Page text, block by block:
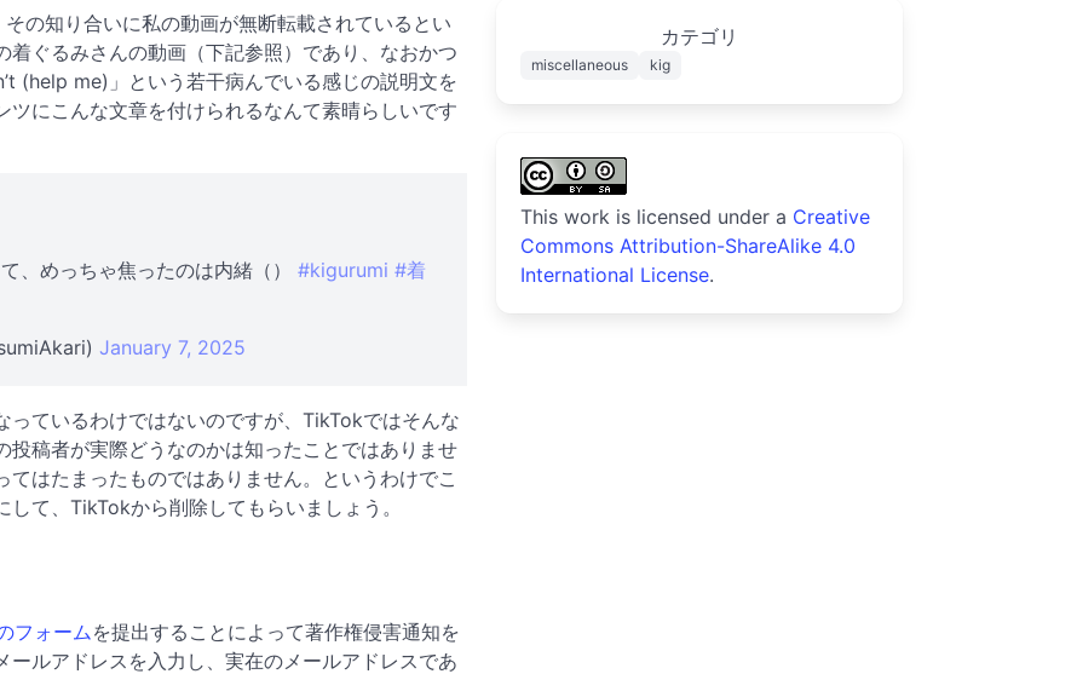
の知り合いに私の動画が無断転載されているとい
着ぐるみさんの動画（下記参照）であり、なおかつ
(help me)」という若干病んでいる感じの説明文を
にこんな文章を付けられるなんて素晴らしいです
、めっちゃ焦ったのは内緒（） #kigurumi #着
January 7, 2025
ているわけではないのですが、TikTokではそんな
稿者が実際どうなのかは知ったことではありませ
はたまったものではありません。というわけでこ
て、TikTokから削除してもらいましょう。
フォームを提出することによって著作権侵害通知を
ルアドレスを入力し、実在のメールアドレスであ
カテゴリ
miscellaneous kig
This work is licensed under a Creative
Commons Attribution-ShareAlike 4.0
International License.